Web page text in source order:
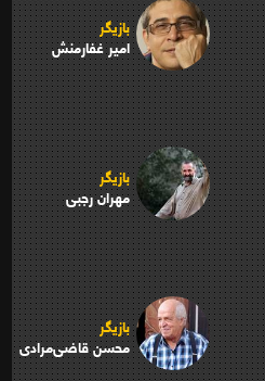
بازیگر
امیر غفارمنش
بازیگر
مهران رجبی
بازیگر
محسن قاضی‌مرادی